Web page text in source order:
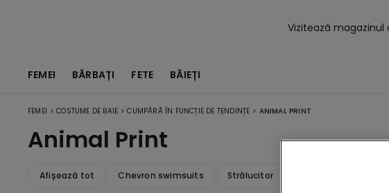
Vizitează
FEMEI BĂRBAȚI FETE BĂIEȚI
FEMEI > COSTUME DE BAIE > CUMPĂRĂ ÎN FUNCȚIE DE TENDINȚE > ANIMAL PRINT
Animal Print
Afișează tot Chevron swimsuits Strălucitor